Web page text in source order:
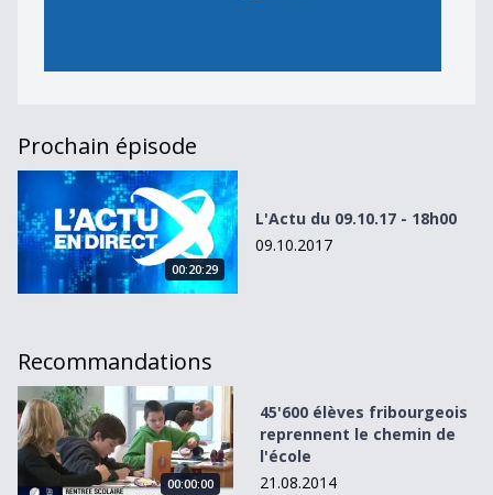
Prochain épisode
L&#039;Actu du 09.10.17 - 18h00
00:20:29
L'Actu du 09.10.17 - 18h00
09.10.2017
Recommandations
45&#039;600 élèves fribourgeois reprennent le chemin
00:00:00
45'600 élèves fribourgeois
reprennent le chemin de
l'école
21.08.2014